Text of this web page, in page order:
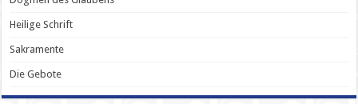
Heilige Schrift
Sakramente
Die Gebote